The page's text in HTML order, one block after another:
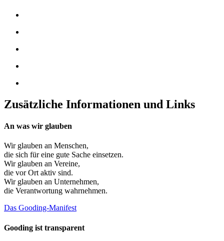
Zusätzliche Informationen und Links
An was wir glauben
Wir glauben an Menschen,
die sich für eine gute Sache einsetzen.
Wir glauben an Vereine,
die vor Ort aktiv sind.
Wir glauben an Unternehmen,
die Verantwortung wahrnehmen.
Das Gooding-Manifest
Gooding ist transparent